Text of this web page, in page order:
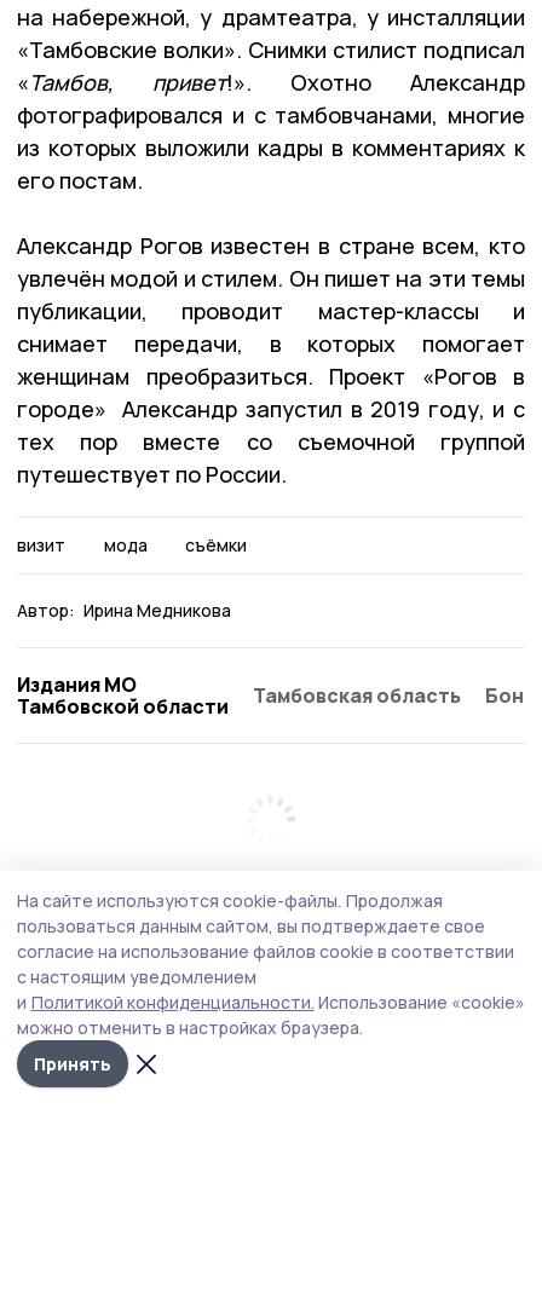
на набережной, у драмтеатра, у инсталляции
«Тамбовские волки». Снимки стилист подписал
«Тамбов, привет!». Охотно Александр
фотографировался и с тамбовчанами, многие
из которых выложили кадры в комментариях к
его постам.
Александр Рогов известен в стране всем, кто
увлечён модой и стилем. Он пишет на эти темы
публикации, проводит мастер-классы и
снимает передачи, в которых помогает
женщинам преобразиться. Проект «Рогов в
городе» Александр запустил в 2019 году, и с
тех пор вместе со съемочной группой
путешествует по России.
визит мода съёмки
Автор: Ирина Медникова
Издания МО
Тамбовской области
Тамбовская область
На сайте используются cookie-файлы. Продолжая
пользоваться данным сайтом, вы подтверждаете свое
согласие на использование файлов cookie в соответствии
с настоящим уведомлением
и Политикой конфиденциальности. Использование «cookie»
можно отменить в настройках браузера.
Принять